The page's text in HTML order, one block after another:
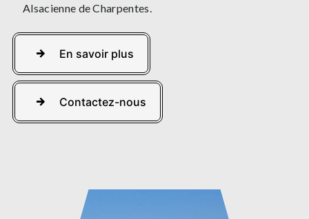
Alsacienne de Charpentes.
En savoir plus
Contactez-nous